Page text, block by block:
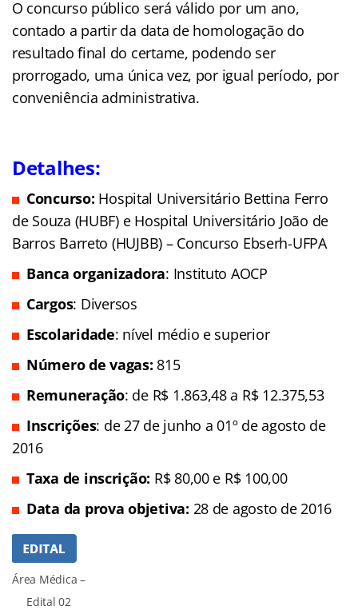
O concurso público será válido por um ano,
contado a partir da data de homologação do
resultado final do certame, podendo ser
prorrogado, uma única vez, por igual período, por
conveniência administrativa.
Detalhes:
Concurso: Hospital Universitário Bettina Ferro
de Souza (HUBF) e Hospital Universitário João de
Barros Barreto (HUJBB) – Concurso Ebserh-UFPA
Banca organizadora: Instituto AOCP
Cargos: Diversos
Escolaridade: nível médio e superior
Número de vagas: 815
Remuneração: de R$ 1.863,48 a R$ 12.375,53
Inscrições: de 27 de junho a 01º de agosto de
2016
Taxa de inscrição: R$ 80,00 e R$ 100,00
Data da prova objetiva: 28 de agosto de 2016
Área Médica –
Edital 02